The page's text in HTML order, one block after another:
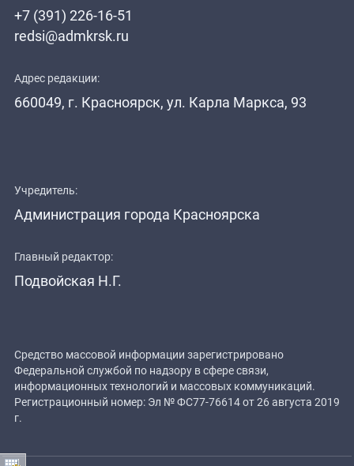
+7 (391) 226-16-51
redsi@admkrsk.ru
Адрес редакции:
660049, г. Красноярск, ул. Карла Маркса, 93
Учредитель:
Администрация города Красноярска
Главный редактор:
Подвойская Н.Г.
Средство массовой информации зарегистрировано
Федеральной службой по надзору в сфере связи,
информационных технологий и массовых коммуникаций.
Регистрационный номер: Эл № ФС77-76614 от 26 августа 2019
г.